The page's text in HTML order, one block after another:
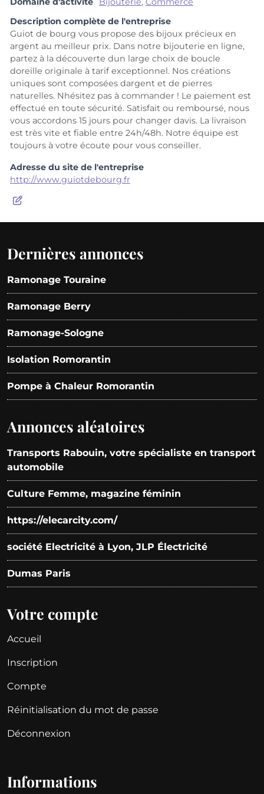
Description complète de l'entreprise
Guiot de bourg vous propose des bijoux précieux en
argent au meilleur prix. Dans notre bijouterie en ligne,
partez à la découverte dun large choix de boucle
doreille originale à tarif exceptionnel. Nos créations
uniques sont composées dargent et de pierres
naturelles. Nhésitez pas à commander ! Le paiement est
effectué en toute sécurité. Satisfait ou remboursé, nous
vous accordons 15 jours pour changer davis. La livraison
est très vite et fiable entre 24h/48h. Notre équipe est
toujours à votre écoute pour vous conseiller.
Adresse du site de l'entreprise
http://www.guiotdebourg.fr
Dernières annonces
Ramonage Touraine
Ramonage Berry
Ramonage-Sologne
Isolation Romorantin
Pompe à Chaleur Romorantin
Annonces aléatoires
Transports Rabouin, votre spécialiste en transport
automobile
Culture Femme, magazine féminin
https://elecarcity.com/
société Electricité à Lyon, JLP Électricité
Dumas Paris
Votre compte
Accueil
Inscription
Compte
Réinitialisation du mot de passe
Déconnexion
Informations